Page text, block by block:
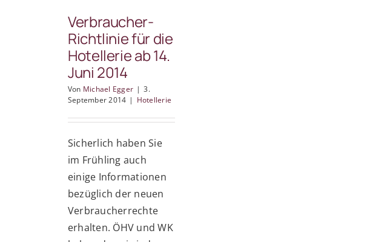
Juni 2014
Verbraucher-
Richtlinie für die
Hotellerie ab 14.
Juni 2014
Von Michael Egger | 3.
September 2014 | Hotellerie
Sicherlich haben Sie
im Frühling auch
einige Informationen
bezüglich der neuen
Verbraucherrechte
erhalten. ÖHV und WK